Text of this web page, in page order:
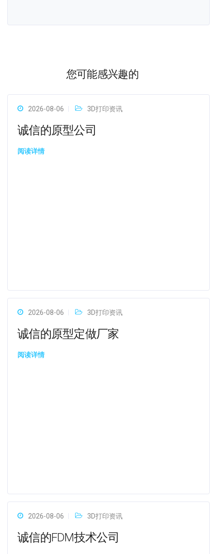
您可能感兴趣的
2026-08-06 3D打印资讯
诚信的原型公司
阅读详情
2026-08-06 3D打印资讯
诚信的原型定做厂家
阅读详情
2026-08-06 3D打印资讯
诚信的FDM技术公司